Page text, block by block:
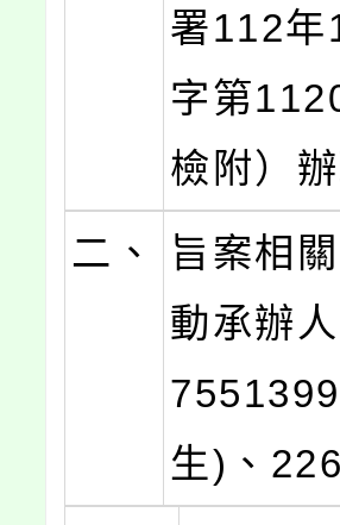
署112年
字第
檢附）辦
二、
旨案相
動承辦
生)、